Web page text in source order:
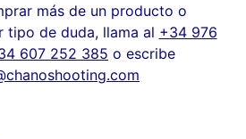
más de un producto o
tipo de duda, llama al +34 976
607 252 385 o escribe